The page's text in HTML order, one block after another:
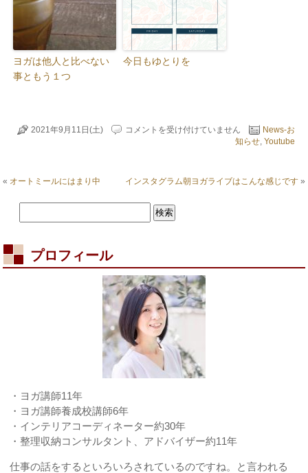
ヨガは他人と比べない
事ともう１つ
今日もゆとりを
2021年9月11日(土)
Youtube
は
コメントを受け付けていません
News-お
知らせ, Youtube
« オートミールにはまり中 インスタグラム朝ヨガライブはこんな感じです»
プロフィール
・ヨガ講師11年
・ヨガ講師養成校講師6年
・インテリアコーディネーター約30年
・整理収納コンサルタント、アドバイザー約11年
仕事の話をするといろいろされているのですね。と言われる